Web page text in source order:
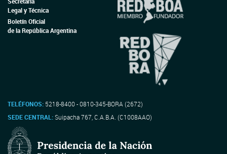
Legal y Técnica
Boletín Oficial
de la República Argentina
TELÉFONOS: 5218-8400 - 0810-345-BORA (2672)
SEDE CENTRAL:Suipacha 767, C.A.B.A. (C1008AAO)